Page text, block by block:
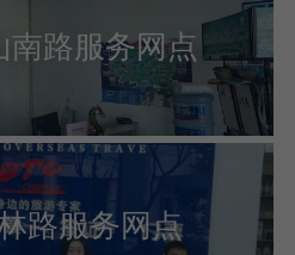
路服务网点
路服务网点